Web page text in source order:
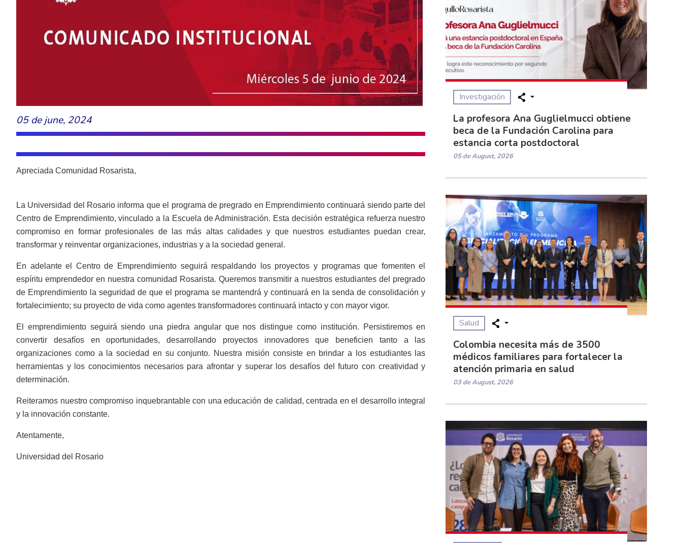
05 de june, 2024
Apreciada Comunidad Rosarista,
La Universidad del Rosario informa que el programa de pregrado en Emprendimiento continuará siendo parte del
Centro de Emprendimiento, vinculado a la Escuela de Administración. Esta decisión estratégica refuerza nuestro
compromiso en formar profesionales de las más altas calidades y que nuestros estudiantes puedan crear,
transformar y reinventar organizaciones, industrias y a la sociedad general.
En adelante el Centro de Emprendimiento seguirá respaldando los proyectos y programas que fomenten el
espíritu emprendedor en nuestra comunidad Rosarista. Queremos transmitir a nuestros estudiantes del pregrado
de Emprendimiento la seguridad de que el programa se mantendrá y continuará en la senda de consolidación y
fortalecimiento; su proyecto de vida como agentes transformadores continuará intacto y con mayor vigor.
El emprendimiento seguirá siendo una piedra angular que nos distingue como institución. Persistiremos en
convertir desafíos en oportunidades, desarrollando proyectos innovadores que beneficien tanto a las
organizaciones como a la sociedad en su conjunto. Nuestra misión consiste en brindar a los estudiantes las
herramientas y los conocimientos necesarios para afrontar y superar los desafíos del futuro con creatividad y
determinación.
Reiteramos nuestro compromiso inquebrantable con una educación de calidad, centrada en el desarrollo integral
y la innovación constante.
Atentamente,
Universidad del Rosario
Investigación
La profesora Ana Guglielmucci obtiene
beca de la Fundación Carolina para
estancia corta postdoctoral
05 de August, 2026
Salud
Colombia necesita más de 3500
médicos familiares para fortalecer la
atención primaria en salud
03 de August, 2026